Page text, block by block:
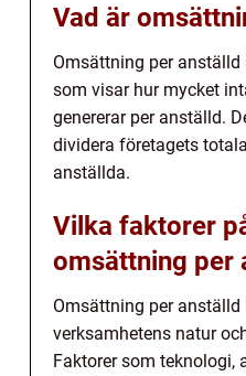
Vad är
Omsättning per
som visar hur mycket
genererar per anställd.
dividera företagets
anställda.
Vilka faktorer
omsättning per
Omsättning per anställd
verksamhetens natur
Faktorer som teknologi,